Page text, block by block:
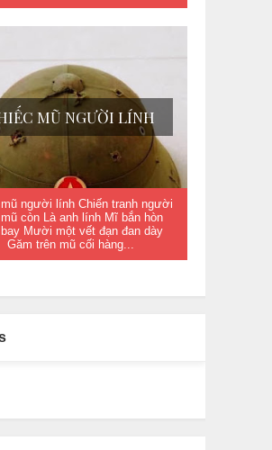
MŨ NGƯỜI LÍNH
người lính Chiến tranh người
còn Là anh lính Mĩ bắn hòn
Mười một vết đạn đan dày
Găm trên mũ cối hàng...